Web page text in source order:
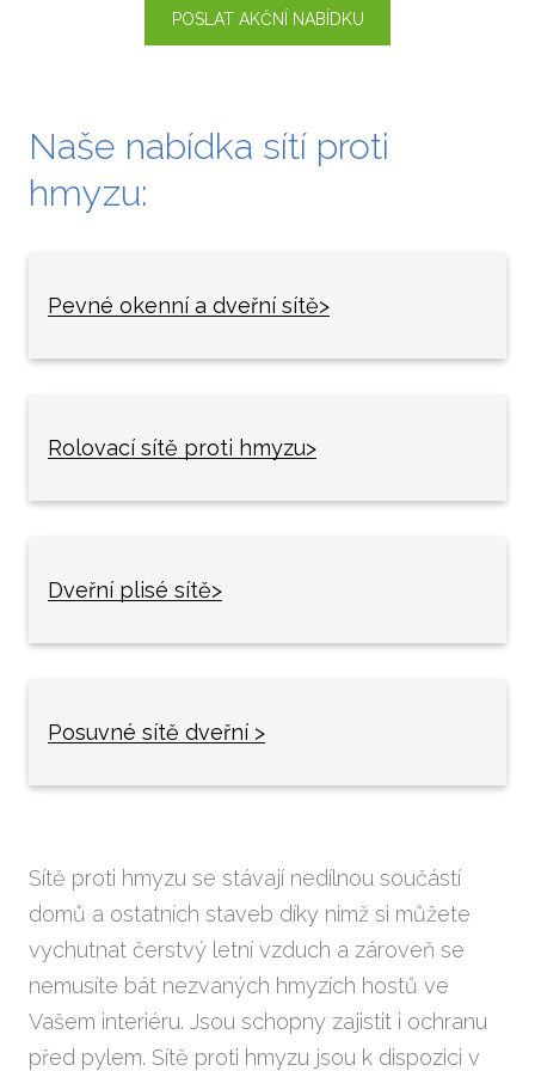
POSLAT AKČNÍ NABÍDKU
Naše nabídka sítí proti
hmyzu:
Pevné okenní a dveřní sítě>
Rolovací sítě proti hmyzu>
Dveřní plisé sítě>
Posuvné sítě dveřní >
Sítě proti hmyzu se stávají nedílnou součástí
domů a ostatních staveb díky nimž si můžete
vychutnat čerstvý letní vzduch a zároveň se
nemusíte bát nezvaných hmyzích hostů ve
Vašem interiéru. Jsou schopny zajistit i ochranu
před pylem. Sítě proti hmyzu jsou k dispozici v